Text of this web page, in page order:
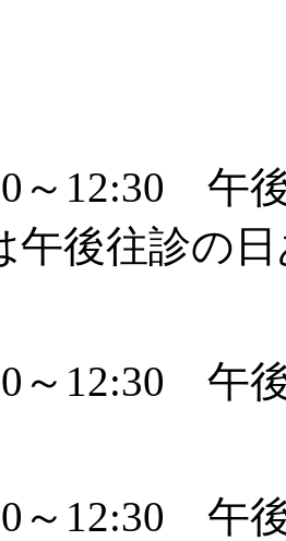
～12:30 午
午後往診の
～12:30 午
～12:30 午